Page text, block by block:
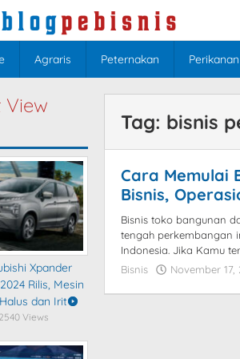
Agraris Peternakan Perikanan
View
Xpander
Rilis, Mesin
dan Irit
2540 Views
Tag: bisnis
Cara Memulai
Bisnis,
Bisnis toko bangunan
tengah perkembangan
Indonesia. Jika Kamu
Bisnis
November 17,